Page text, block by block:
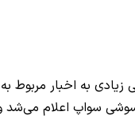
به اخبار مربوط به
سواپ اعلام می‌شد